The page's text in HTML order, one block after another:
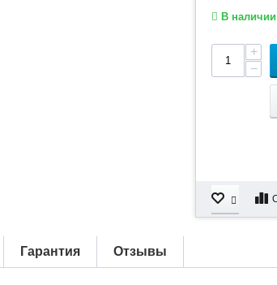
В наличии
+
−
Гарантия Отзывы